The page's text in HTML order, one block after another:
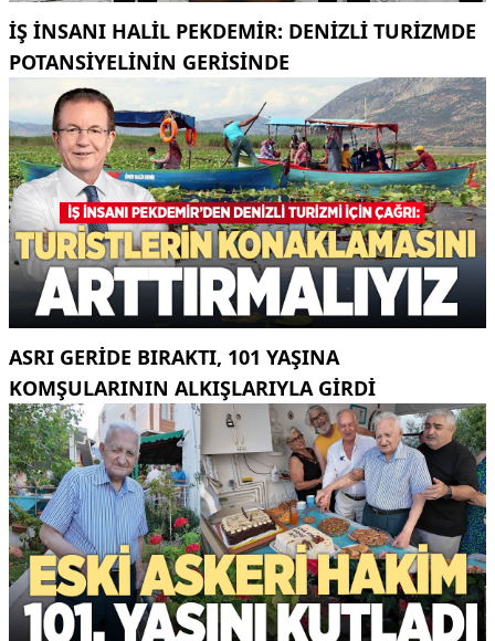
İŞ INSANI HALIL PEKDEMIR: DENIZLI TURIZMDE
POTANSIYELININ GERISINDE
ASRI GERIDE BIRAKTI, 101 YAŞINA
KOMŞULARININ ALKIŞLARIYLA GIRDI